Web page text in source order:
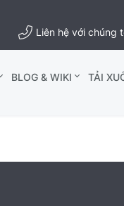
Liên hệ với chúng
BLOG & WIKI
TẢI